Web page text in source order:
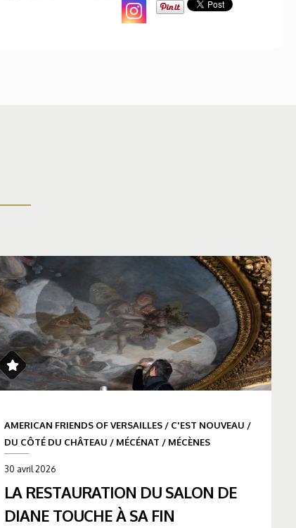
AMERICAN FRIENDS OF VERSAILLES / C'EST NOUVEAU /
DU CÔTÉ DU CHÂTEAU / MÉCÉNAT / MÉCÈNES
30 avril 2026
LA RESTAURATION DU SALON DE
DIANE TOUCHE À SA FIN